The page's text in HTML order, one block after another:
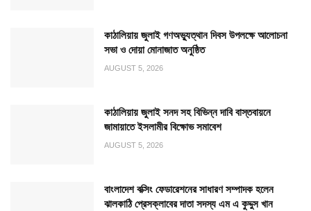
কাঠালিয়ায় জুলাই গণঅভ্যুত্থান দিবস উপলক্ষে আলোচনা
সভা ও দোয়া মোনাজাত অনুষ্ঠিত
AUGUST 5, 2026
কাঠালিয়ায় জুলাই সনদ সহ বিভিন্ন দাবি বাস্তবায়নে
জামায়াতে ইসলামীর বিক্ষোভ সমাবেশ
AUGUST 5, 2026
বাংলাদেশ বক্সিং ফেডারেশনের সাধারণ সম্পাদক হলেন
ঝালকাঠি প্রেসক্লাবের দাতা সদস্য এম এ কুদ্দুস খান